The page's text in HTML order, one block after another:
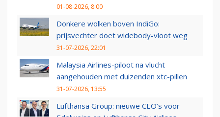
01-08-2026, 8:00
Donkere wolken boven IndiGo:
prijsvechter doet widebody-vloot weg
31-07-2026, 22:01
Malaysia Airlines-piloot na vlucht
aangehouden met duizenden xtc-pillen
31-07-2026, 13:55
Lufthansa Group: nieuwe CEO’s voor